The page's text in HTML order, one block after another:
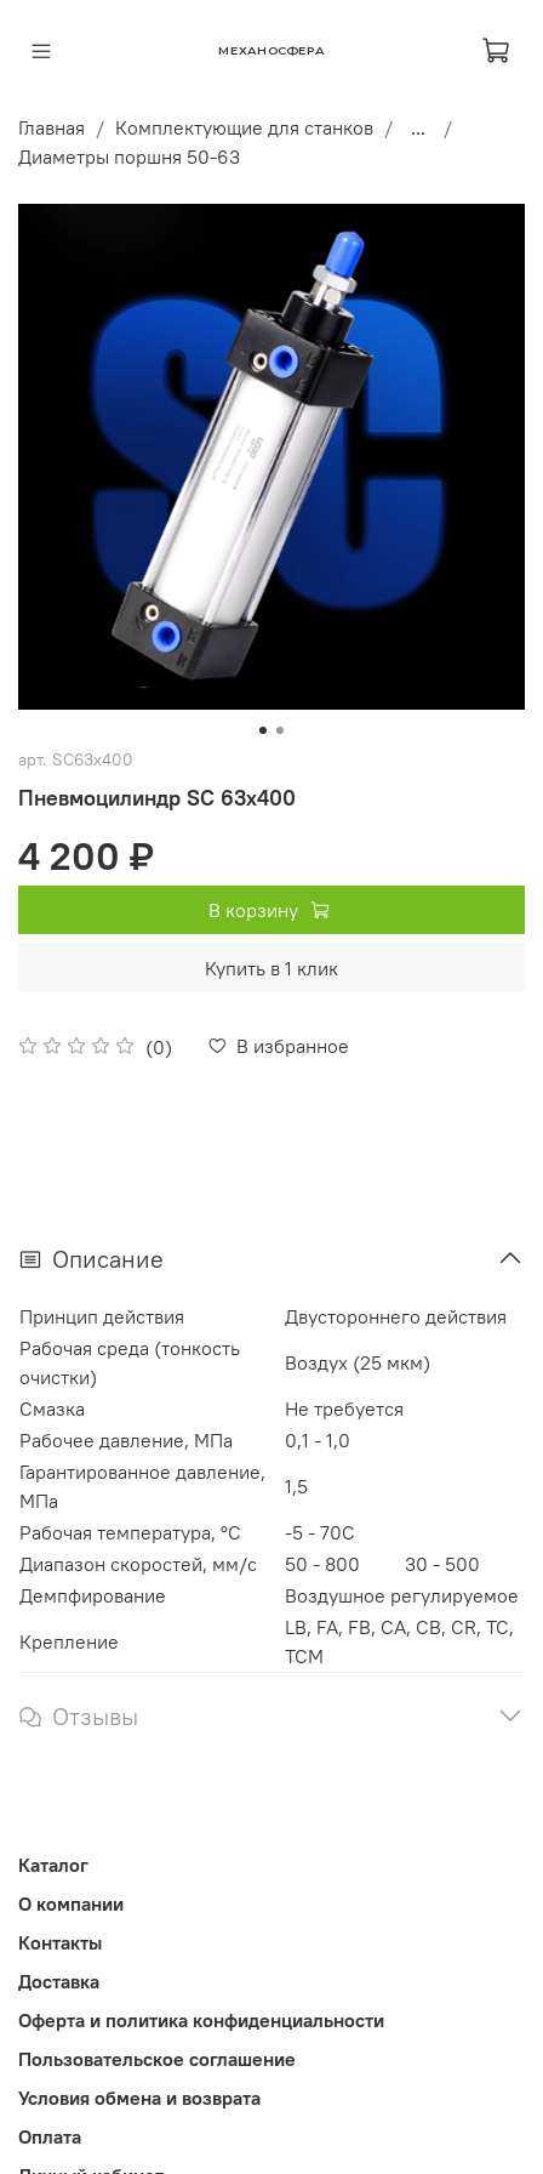
МЕХАНОСФЕРА
Главная Комплектующие для станков
...
Диаметры поршня 50-63
арт. SC63х400
Пневмоцилиндр SC 63х400
(0) В избранное
4 200 ₽
В корзину
Купить в 1 клик
Описание
Принцип действия
Двустороннего действия
Рабочая среда (тонкость
очистки)
Воздух (25 мкм)
Смазка
Не требуется
Рабочее давление, МПа
0,1 - 1,0
Гарантированное давление,
МПа
1,5
Рабочая температура, °С
-5 - 70С
Диапазон скоростей, мм/с
50 - 800
30 - 500
Демпфирование
Воздушное регулируемое
Крепление
LB, FA, FB, CA, CB, CR, TC,
TCM
Отзывы
Каталог
О компании
Контакты
Доставка
Оферта и политика конфиденциальности
Пользовательское соглашение
Условия обмена и возврата
Оплата